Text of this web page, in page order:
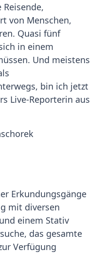
von Menschen,
Quasi fünf
in einem
Und meistens
bin ich jetzt
Live-Reporterin aus
Erkundungsgänge
mit diversen
einem Stativ
das gesamte
Verfügung